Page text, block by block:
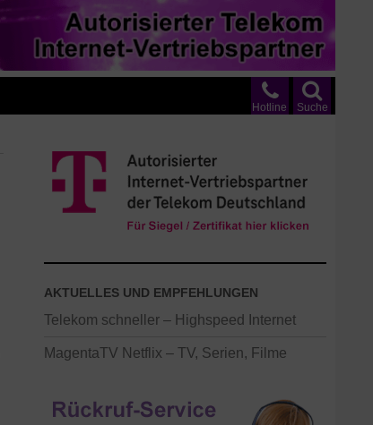
Suche
Hotline
AKTUELLES UND EMPFEHLUNGEN
Telekom schneller – Highspeed Internet
MagentaTV Netflix – TV, Serien, Filme